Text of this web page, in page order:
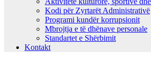
Kodi për Zyrtarët Administrativë
Programi kundër korrupsionit
Mbrojtja e të dhënave personale
Standartet e Shërbimit
Kontakt